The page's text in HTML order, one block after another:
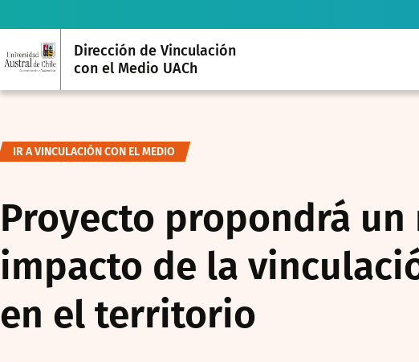
Dirección de Vinculación
con el Medio UACh
IR A VINCULACIÓN CON EL MEDIO
Proyecto propondrá
impacto de la
en el territorio